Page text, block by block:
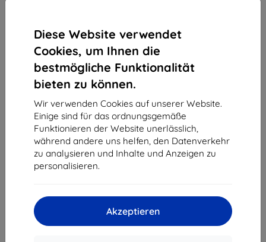
Diese Website verwendet
Cookies, um Ihnen die
bestmögliche Funktionalität
bieten zu können.
Wir verwenden Cookies auf unserer Website.
Einige sind für das ordnungsgemäße
Funktionieren der Website unerlässlich,
während andere uns helfen, den Datenverkehr
zu analysieren und Inhalte und Anzeigen zu
personalisieren.
Akzeptieren
Schutzfolie 3MK Foil ARC 3D FS Huawei P10
Fullscreen front, back, sides
Geeignet für: Huawei P10
17,01 €
ohne MWSt